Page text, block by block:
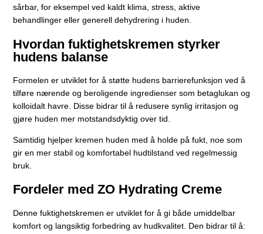
sårbar, for eksempel ved kaldt klima, stress, aktive
behandlinger eller generell dehydrering i huden.
Hvordan fuktighetskremen styrker
hudens balanse
Formelen er utviklet for å støtte hudens barrierefunksjon ved å
tilføre nærende og beroligende ingredienser som betaglukan og
kolloidalt havre. Disse bidrar til å redusere synlig irritasjon og
gjøre huden mer motstandsdyktig over tid.
Samtidig hjelper kremen huden med å holde på fukt, noe som
gir en mer stabil og komfortabel hudtilstand ved regelmessig
bruk.
Fordeler med ZO Hydrating Creme
Denne fuktighetskremen er utviklet for å gi både umiddelbar
komfort og langsiktig forbedring av hudkvalitet. Den bidrar til å: